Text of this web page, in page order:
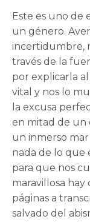
Este es uno de
un género.
incertidumbre,
través de la
por explicarla
vital y nos lo
la excusa
en mitad de un
un inmerso
nada de lo que
para que nos
maravillosa
páginas a
salvado del